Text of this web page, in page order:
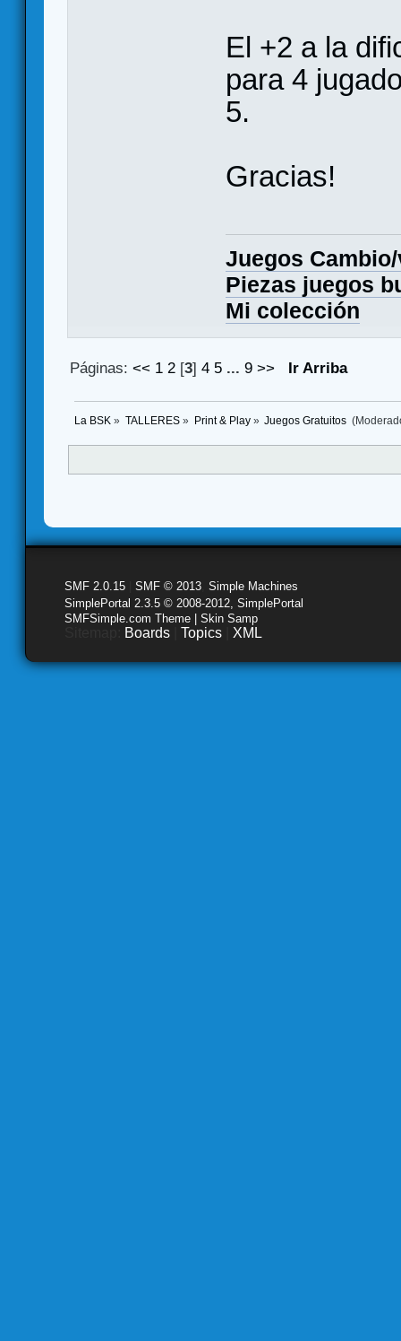
El +2 a la
para 4
5.
Gracias!
Juegos
Piezas juegos
Mi colección
Páginas:<< 1 2 [3]4 5 ...9 >> Ir Arriba
La BSK » TALLERES» Print & Play» Juegos Gratuitos
SMF 2.0.15 SMF © 2013 Simple Machines
SimplePortal 2.3.5 © 2008-2012, SimplePortal
SMFSimple.com Theme | Skin Samp
Boards Topics XML